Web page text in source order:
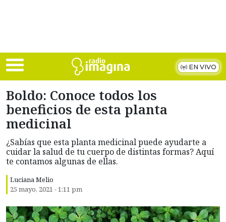
EN VIVO
Boldo: Conoce todos los
beneficios de esta planta
medicinal
¿Sabías que esta planta medicinal puede ayudarte a
cuidar la salud de tu cuerpo de distintas formas? Aquí
te contamos algunas de ellas.
Luciana Melio
25 mayo, 2021 - 1:11 pm